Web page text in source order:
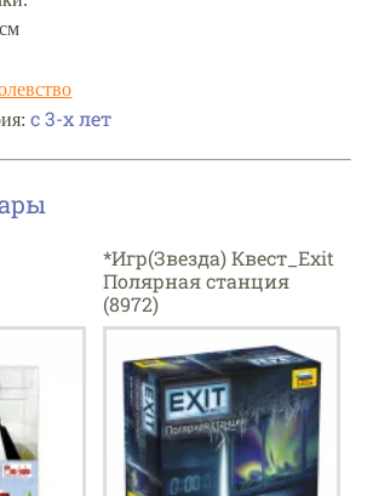
с 3-х лет
*Игр(Звезда) Квест_Exit
Полярная станция
(8972)